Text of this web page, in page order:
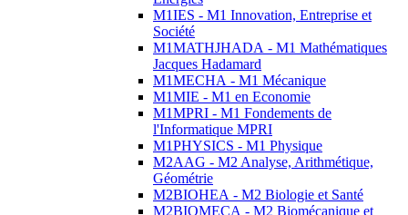
M1IES - M1 Innovation, Entreprise et
Société
M1MATHJHADA - M1 Mathématiques
Jacques Hadamard
M1MECHA - M1 Mécanique
M1MIE - M1 en Economie
M1MPRI - M1 Fondements de
l'Informatique MPRI
M1PHYSICS - M1 Physique
M2AAG - M2 Analyse, Arithmétique,
Géométrie
M2BIOHEA - M2 Biologie et Santé
M2BIOMECA - M2 Biomécanique et